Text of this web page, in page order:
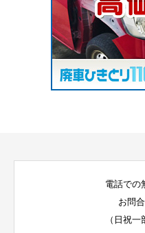
電話での
お問
（日祝一